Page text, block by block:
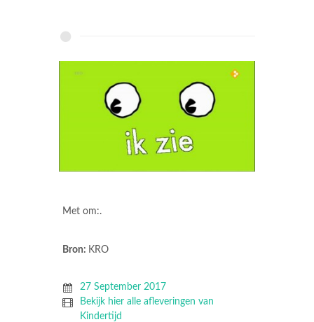
Met om:.
Bron: KRO
27 September 2017
Bekijk hier alle afleveringen van
Kindertijd